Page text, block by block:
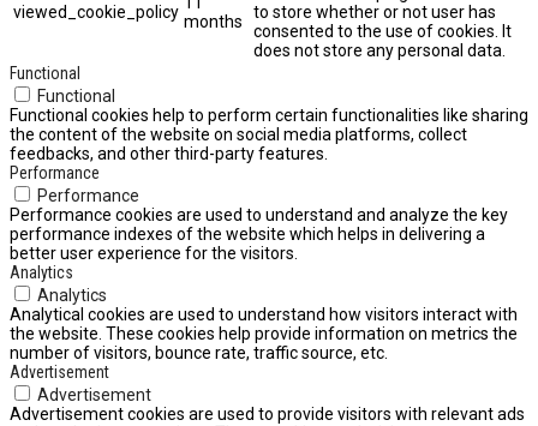
viewed_cookie_policy months
to store whether or not user has
consented to the use of cookies. It
does not store any personal data.
Functional
Functional
Functional cookies help to perform certain functionalities like sharing
the content of the website on social media platforms, collect
feedbacks, and other third-party features.
Performance
Performance
Performance cookies are used to understand and analyze the key
performance indexes of the website which helps in delivering a
better user experience for the visitors.
Analytics
Analytics
Analytical cookies are used to understand how visitors interact with
the website. These cookies help provide information on metrics the
number of visitors, bounce rate, traffic source, etc.
Advertisement
Advertisement
Advertisement cookies are used to provide visitors with relevant ads